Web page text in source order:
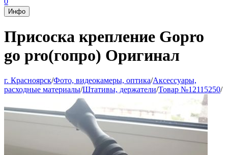
Инфо
Присоска крепление Gopro
go pro(гопро) Оригинал
г. Красноярск/Фото, видеокамеры, оптика/Аксессуары,
расходные материалы/Штативы, держатели/Товар №12115250/